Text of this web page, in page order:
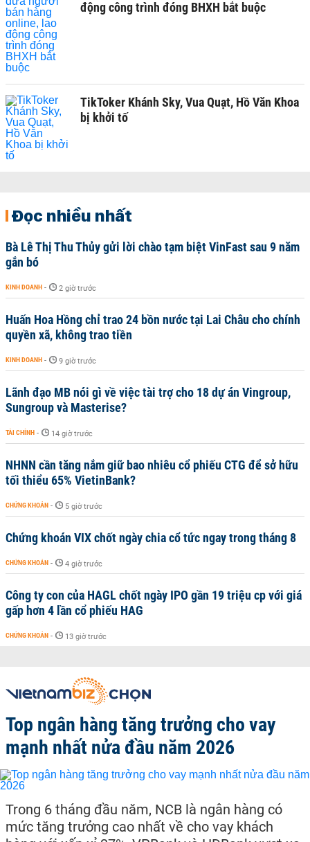
động công trình đóng BHXH bắt buộc
TikToker Khánh Sky, Vua Quạt, Hồ Văn Khoa
bị khởi tố
Đọc nhiều nhất
Bà Lê Thị Thu Thủy gửi lời chào tạm biệt VinFast sau 9 năm
gắn bó
KINH DOANH - 2 giờ trước
Huấn Hoa Hồng chỉ trao 24 bồn nước tại Lai Châu cho chính
quyền xã, không trao tiền
KINH DOANH - 9 giờ trước
Lãnh đạo MB nói gì về việc tài trợ cho 18 dự án Vingroup,
Sungroup và Masterise?
TÀI CHÍNH - 14 giờ trước
NHNN cần tăng nắm giữ bao nhiêu cổ phiếu CTG để sở hữu
tối thiểu 65% VietinBank?
CHỨNG KHOÁN - 5 giờ trước
Chứng khoán VIX chốt ngày chia cổ tức ngay trong tháng 8
CHỨNG KHOÁN - 4 giờ trước
Công ty con của HAGL chốt ngày IPO gần 19 triệu cp với giá
gấp hơn 4 lần cổ phiếu HAG
CHỨNG KHOÁN - 13 giờ trước
Top ngân hàng tăng trưởng cho vay
mạnh nhất nửa đầu năm 2026
Trong 6 tháng đầu năm, NCB là ngân hàng có
mức tăng trưởng cao nhất về cho vay khách